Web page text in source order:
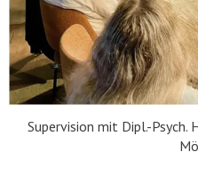
Supervision mit Dipl.-Psych.